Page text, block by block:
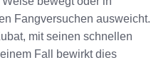
Fangversuchen ausweicht.
mit seinen schnellen
Fall bewirkt dies